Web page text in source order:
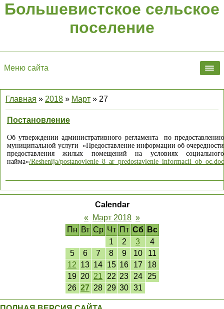
Большевистское сельское
поселение
Меню сайта
Главная » 2018 » Март » 27
Постановление
Об утверждении административного регламента по предоставлению
муниципальной услуги «Предоставление информации об очередности
предоставления жилых помещений на условиях социального
найма»/Reshenija/postanovlenie_8_ar_predostavlenie_informacii_ob_oc.doc
Calendar
« Март 2018 »
Пн Вт Ср Чт Пт Сб
Вс
1
2 3
4
5
6 7 8 9 10
11
12 13 14 15 16 17
18
19 20 21 22 23 24
25
26 27 28 29 30 31